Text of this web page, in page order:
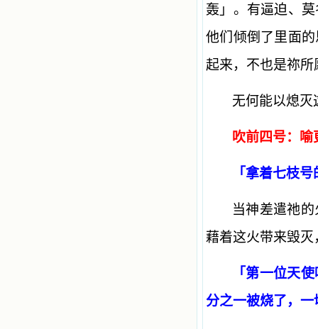
轰」。有逼迫、
他们倾倒了里面
起来，不也是祢所
无何能以熄灭
吹前四号：喻
「拿着七枝
当神差遣祂
藉着这火带来毁
「第一位天
分之一被烧了，